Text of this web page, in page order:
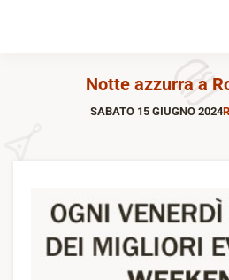
Notte azzurra a
SABATO 15 GIUGNO 2024